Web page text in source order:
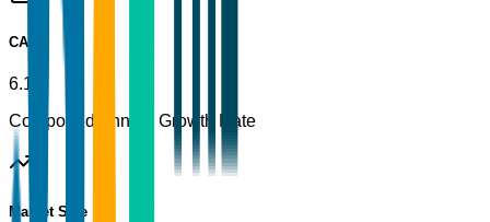
CAGR
6.1%
Compound Annual Growth Rate
Market Size